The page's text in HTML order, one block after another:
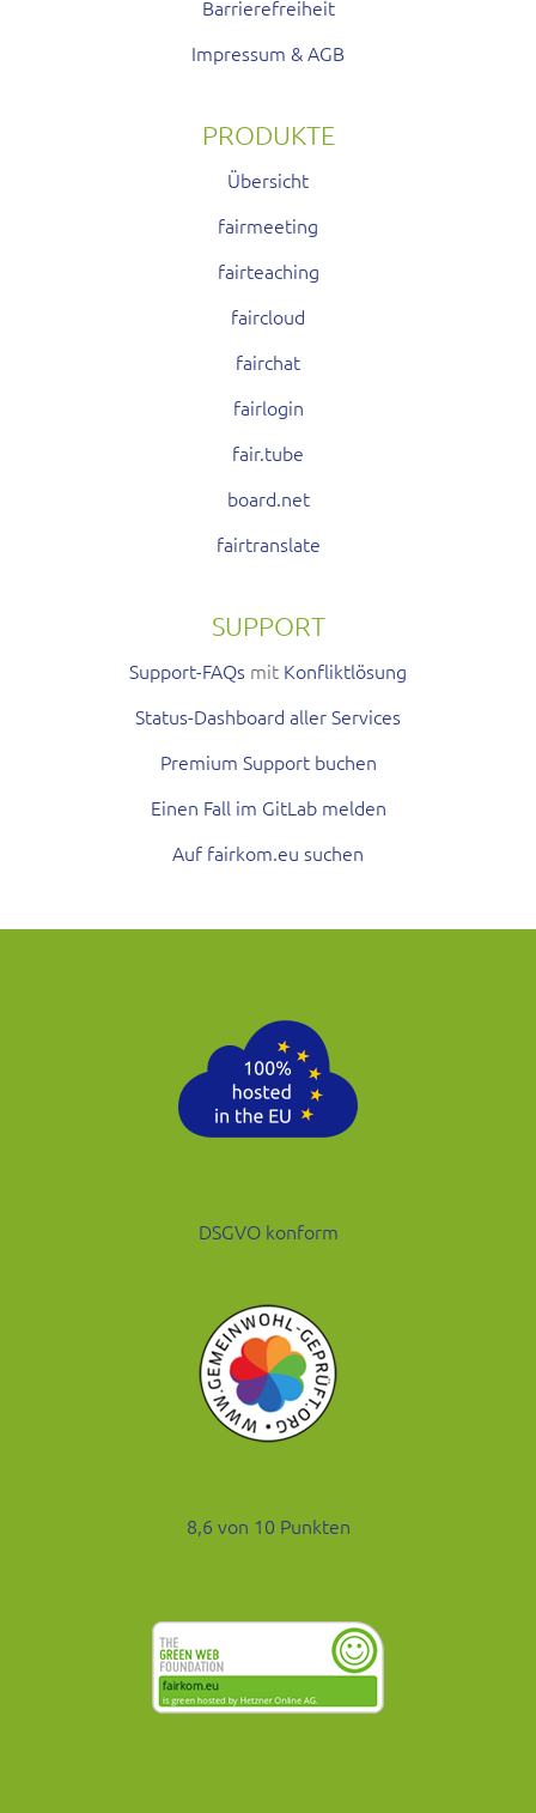
Barrierefreiheit
Impressum & AGB
PRODUKTE
Übersicht
fairmeeting
fairteaching
faircloud
fairchat
fairlogin
fair.tube
board.net
fairtranslate
SUPPORT
Support-FAQs mit Konfliktlösung
Status-Dashboard aller Services
Premium Support buchen
Einen Fall im GitLab melden
Auf fairkom.eu suchen
DSGVO konform
8,6 von 10 Punkten